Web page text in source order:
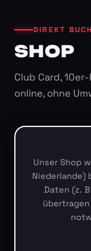
DIREKT
SHOP
Club Card,
online, ohne
Unser Shop
Niederlande)
Daten (z.